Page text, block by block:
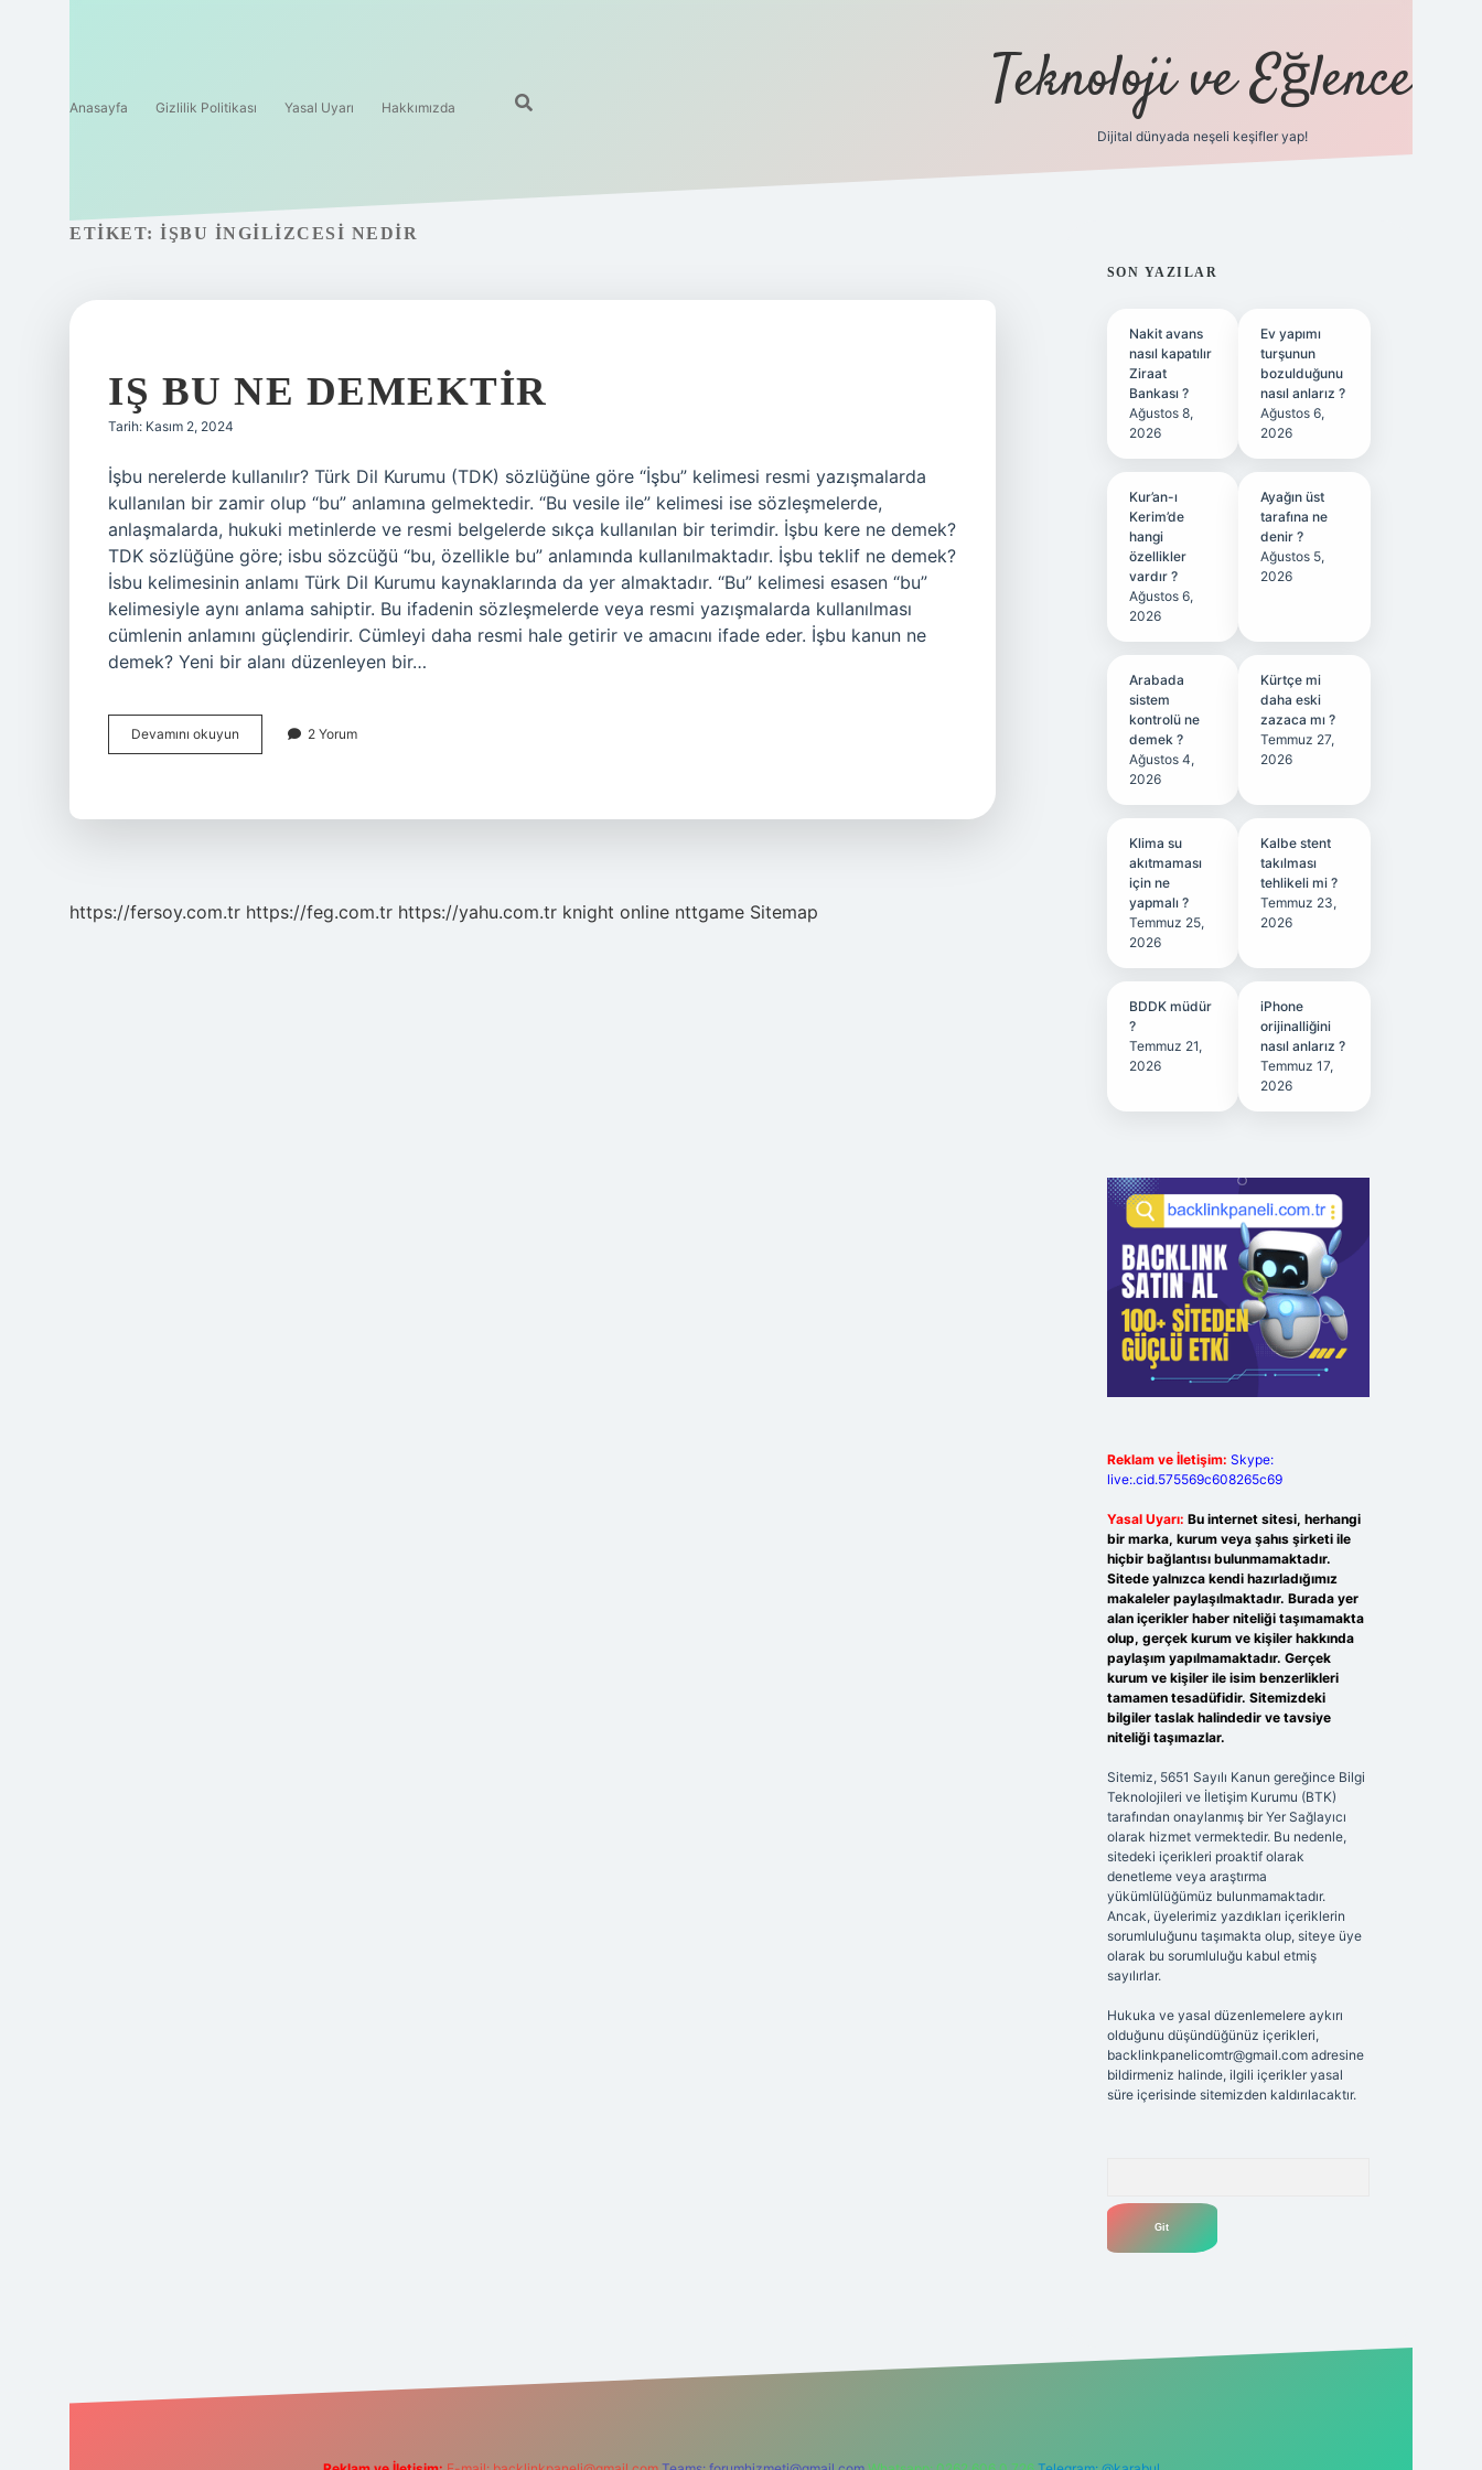
Anasayfa Gizlilik Politikası Yasal Uyarı Hakkımızda Teknoloji ve Eğlence
Dijital dünyada neşeli keşifler yap!
ETIKET: İŞBU INGILIZCESI NEDIR
IŞ BU NE DEMEKTIR
Tarih: Kasım 2, 2024
İşbu nerelerde kullanılır? Türk Dil Kurumu (TDK) sözlüğüne göre “İşbu” kelimesi resmi yazışmalarda
kullanılan bir zamir olup “bu” anlamına gelmektedir. “Bu vesile ile” kelimesi ise sözleşmelerde,
anlaşmalarda, hukuki metinlerde ve resmi belgelerde sıkça kullanılan bir terimdir. İşbu kere ne demek?
TDK sözlüğüne göre; isbu sözcüğü “bu, özellikle bu” anlamında kullanılmaktadır. İşbu teklif ne demek?
İsbu kelimesinin anlamı Türk Dil Kurumu kaynaklarında da yer almaktadır. “Bu” kelimesi esasen “bu”
kelimesiyle aynı anlama sahiptir. Bu ifadenin sözleşmelerde veya resmi yazışmalarda kullanılması
cümlenin anlamını güçlendirir. Cümleyi daha resmi hale getirir ve amacını ifade eder. İşbu kanun ne
demek? Yeni bir alanı düzenleyen bir…
Devamını okuyun
Bu
2 Yorum
https://fersoy.com.tr https://feg.com.tr https://yahu.com.tr knight online nttgame Sitemap
SIDEBAR
SON YAZILAR
Nakit avans
nasıl kapatılır
Ziraat
Bankası ?
Ağustos 8,
2026
Ev yapımı
turşunun
bozulduğunu
nasıl anlarız ?
Ağustos 6,
2026
Kur’an-ı
Kerim’de
hangi
özellikler
vardır ?
Ağustos 6,
2026
Ayağın üst
tarafına ne
denir ?
Ağustos 5,
2026
Arabada
sistem
kontrolü ne
demek ?
Ağustos 4,
2026
Kürtçe mi
daha eski
zazaca mı ?
Temmuz 27,
2026
Klima su
akıtmaması
için ne
yapmalı ?
Temmuz 25,
2026
Kalbe stent
takılması
tehlikeli mi ?
Temmuz 23,
2026
BDDK müdür
?
Temmuz 21,
2026
iPhone
orijinalliğini
nasıl anlarız ?
Temmuz 17,
2026
Reklam ve İletişim: Skype:
live:.cid.575569c608265c69
Yasal Uyarı: Bu internet sitesi, herhangi
bir marka, kurum veya şahıs şirketi ile
hiçbir bağlantısı bulunmamaktadır.
Sitede yalnızca kendi hazırladığımız
makaleler paylaşılmaktadır. Burada yer
alan içerikler haber niteliği taşımamakta
olup, gerçek kurum ve kişiler hakkında
paylaşım yapılmamaktadır. Gerçek
kurum ve kişiler ile isim benzerlikleri
tamamen tesadüfidir. Sitemizdeki
bilgiler taslak halindedir ve tavsiye
niteliği taşımazlar.
Sitemiz, 5651 Sayılı Kanun gereğince Bilgi
Teknolojileri ve İletişim Kurumu (BTK)
tarafından onaylanmış bir Yer Sağlayıcı
olarak hizmet vermektedir. Bu nedenle,
sitedeki içerikleri proaktif olarak
denetleme veya araştırma
yükümlülüğümüz bulunmamaktadır.
Ancak, üyelerimiz yazdıkları içeriklerin
sorumluluğunu taşımakta olup, siteye üye
olarak bu sorumluluğu kabul etmiş
sayılırlar.
Hukuka ve yasal düzenlemelere aykırı
olduğunu düşündüğünüz içerikleri,
backlinkpanelicomtr@gmail.comadresine
bildirmeniz halinde, ilgili içerikler yasal
süre içerisinde sitemizden kaldırılacaktır.